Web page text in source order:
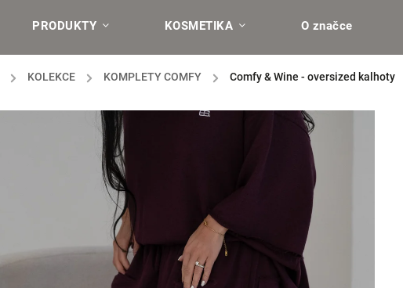
PRODUKTY KOSMETIKA O značce
/ KOLEKCE / KOMPLETY COMFY / Comfy & Wine - oversized kalhoty